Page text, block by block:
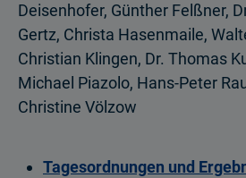
Deisenhofer, Günther Felßner,
Gertz, Christa Hasenmaile,
Christian Klingen, Dr. Thomas
Michael Piazolo, Hans-Peter
Christine Völzow
Tagesordnungen und